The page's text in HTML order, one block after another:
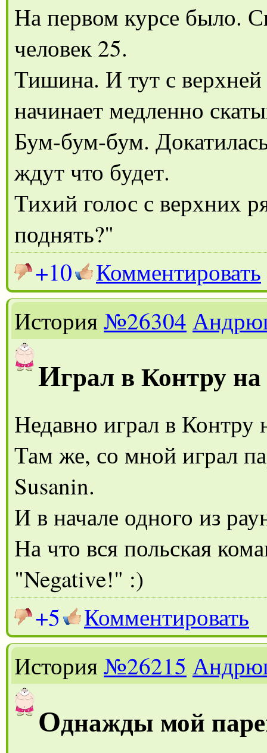
На первом курсе было.
человек 25.
Тишина. И тут с
начинает медленно
Бум-бум-бум.
ждут что будет.
Тихий голос с верхних
поднять?"
+10
Комментировать
История№26304
Играл в Контру
Недавно играл в Контру
Там же, со мной играл
Susanin.
И в начале одного из
На что вся польская
"Negative!" :)
+5
Комментировать
История№26215
Однажды мой